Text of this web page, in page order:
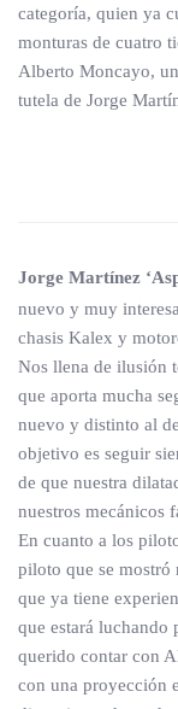
categoría, quien ya
monturas de cuatro
Alberto Moncayo,
tutela de Jorge
Jorge Martínez
nuevo y muy
chasis Kalex y
Nos llena de ilusión
que aporta mucha
nuevo y distinto al
objetivo es seguir
de que nuestra
nuestros mecánicos
En cuanto a los
piloto que se mostró
que ya tiene
que estará luchando
querido contar con
con una proyección